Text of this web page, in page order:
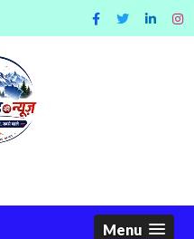
Menu